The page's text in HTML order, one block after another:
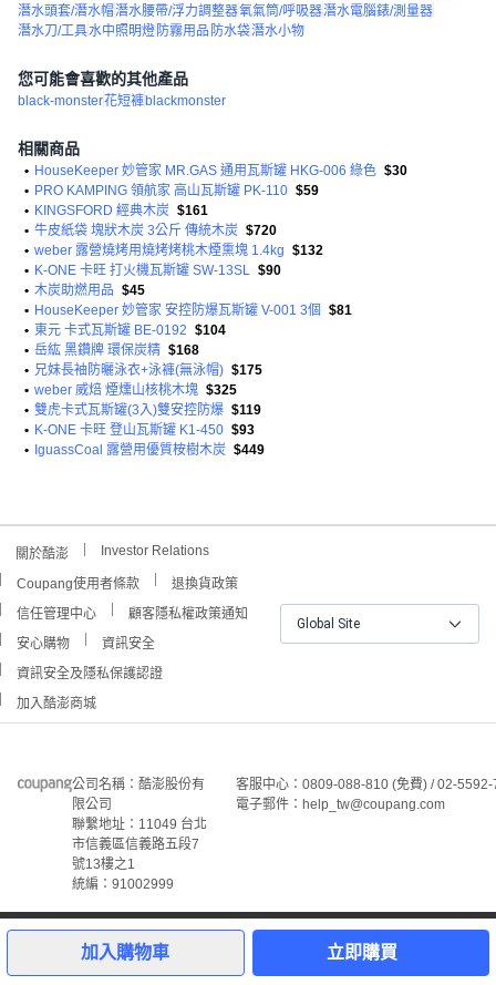
加入購物車 立即購買
潛水頭套/潛水帽潛水腰帶/浮力調整器氧氣筒/呼吸器潛水電腦錶/測量器
潛水刀/工具水中照明燈 防霧用品 防水袋潛水小物
您可能會喜歡的其他產品
black-monster花短褲blackmonster
相關商品
• HouseKeeper 妙管家 MR.GAS 通用瓦斯罐 HKG-006 綠色 $30
• PRO KAMPING 領航家 高山瓦斯罐 PK-110 $59
• KINGSFORD 經典木炭 $161
• 牛皮紙袋 塊狀木炭 3公斤 傳統木炭 $720
• weber 露營燒烤用燒烤烤桃木煙熏塊 1.4kg $132
• K-ONE 卡旺 打火機瓦斯罐 SW-13SL $90
• 木炭助燃用品 $45
• HouseKeeper 妙管家 安控防爆瓦斯罐 V-001 3個 $81
• 東元 卡式瓦斯罐 BE-0192 $104
• 岳紘 黑鑽牌 環保炭精 $168
• 兄妹長袖防曬泳衣+泳褲(無泳帽) $175
• weber 威焙 煙燻山核桃木塊 $325
• 雙虎卡式瓦斯罐(3入)雙安控防爆 $119
• K-ONE 卡旺 登山瓦斯罐 K1-450 $93
•
IguassCoal 露營用優質桉樹木炭 $449
關於酷澎 Investor Relations
Coupang使用者條款
退換貨政策
信任管理中心
顧客隱私權政策通知
安心購物
資訊安全
資訊安全及隱私保護認證
加入酷澎商城
Global Site
公司名稱：酷澎股份有
限公司
聯繫地址：11049 台北
市信義區信義路五段7
號13樓之1
統編：91002999
客服中心：0809-088-810 (免費) / 02-
電子郵件：help_tw@coupang.com
©Coupang Taiwan Co., Ltd. 保留所有權利。
本網站上顯示的所有商標、標誌和服務標誌均為酷澎股份有
限公司和/或其在美國和其他國家/地區註冊之關聯公司之所